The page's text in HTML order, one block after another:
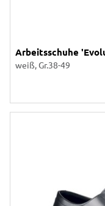
Arbeitsschuhe
weiß, Gr.38-49